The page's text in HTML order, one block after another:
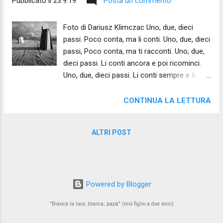
Foto di Dariusz Klimczac Uno, due, dieci
passi. Poco conta, ma li conti. Uno, due, dieci
passi, Poco conta, ma ti racconti. Uno, due,
dieci passi. Li conti ancora e poi ricominci.
Uno, due, dieci passi. Li conti sempre e ti
ciò che ti separa dal vuoto, che sia tutto ciò
CONTINUA LA LETTURA
ALTRI POST
Powered by Blogger
"Bianca la luce, bianca; papà" (mio figlio a due anni)